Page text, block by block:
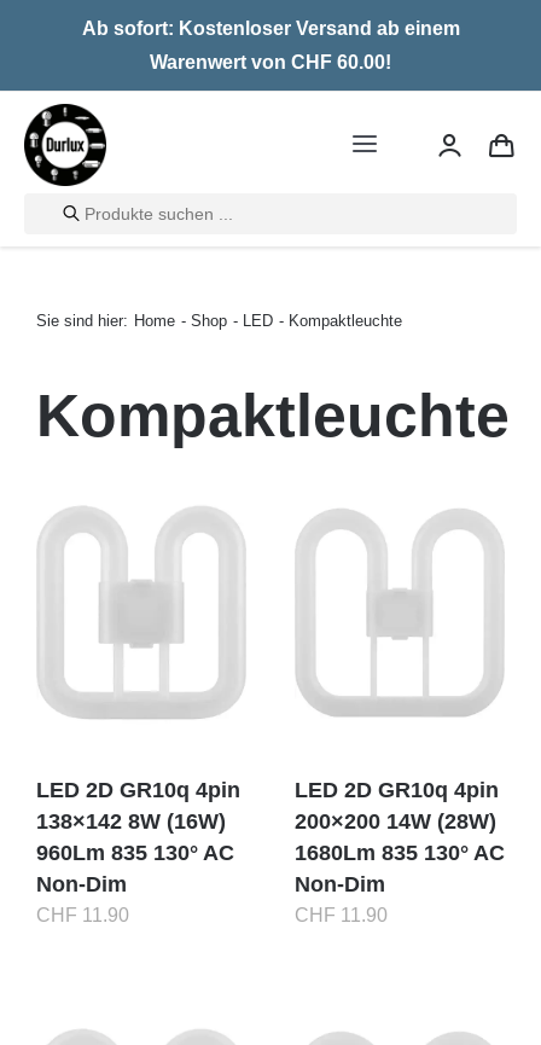
Ab sofort: Kostenloser Versand ab einem
Warenwert von CHF 60.00!
Toggle
Home
Glühlampen
Kontakt
Onlineshop
Products
search
Sie sind hier: Home Shop LED Kompaktleuchte
Kompaktleuchte
LED 2D GR10q 4pin
138×142 8W (16W)
960Lm 835 130° AC
Non-Dim
CHF 11.90
LED 2D GR10q 4pin
200×200 14W (28W)
1680Lm 835 130° AC
Non-Dim
CHF 11.90